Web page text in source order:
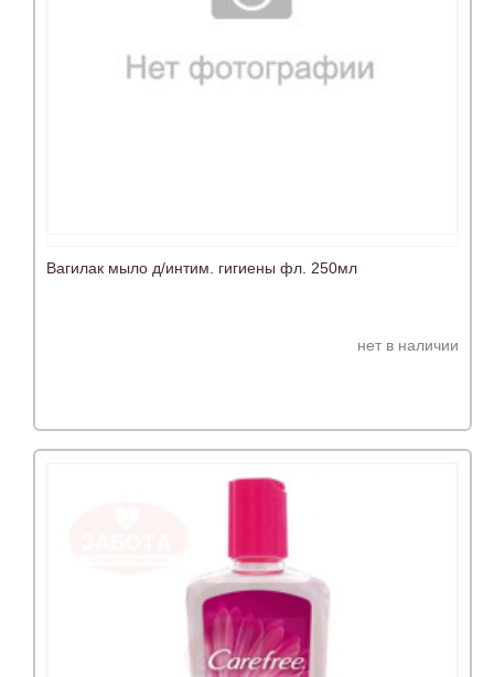
Вагилак мыло д/интим. гигиены фл. 250мл
нет в наличии